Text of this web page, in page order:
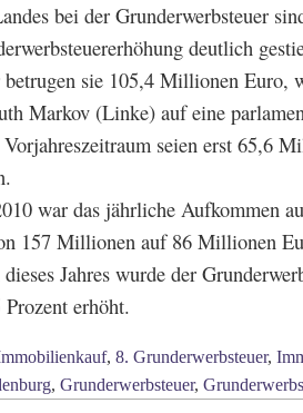
bei der Grunderwerbsteuer
deutlich
betrugen sie 105,4 Millionen Euro,
Markov (Linke) auf eine
seien erst 65,6
war das jährliche Aufkommen
157 Millionen auf 86 Millionen
Jahres wurde der
erhöht.
, 8. Grunderwerbsteuer,
, Grunderwerbsteuer,